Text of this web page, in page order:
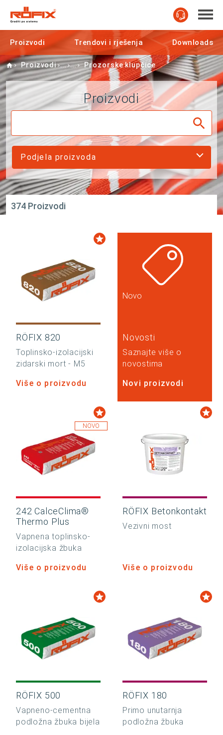
Proizvodi Trendovi i rješenja Downloads
Home
Proizvodi Prozorske klupčice
Proizvodi
Podjela proizvoda
374 Proizvodi
RÖFIX 820
Toplinsko-izolacijski
zidarski mort - M5
Više o proizvodu
Novo
Novosti
Saznajte više o
novostima
Novi proizvodi
NOVO
242 CalceClima®
Thermo Plus
Vapnena toplinsko-
izolacijska žbuka
Više o proizvodu
RÖFIX Betonkontakt
Vezivni most
Više o proizvodu
RÖFIX 500
Vapneno-cementna
podložna žbuka bijela
RÖFIX 180
Primo unutarnja
podložna žbuka